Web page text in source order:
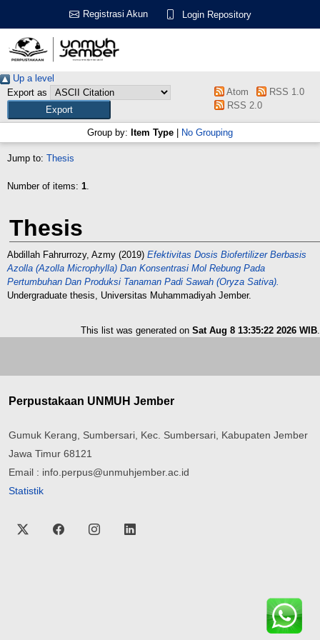
Registrasi Akun Login Repository
Up a level
Export as
Atom
RSS 1.0
RSS 2.0
Group by: Item Type No Grouping
Jump to: Thesis
Number of items: 1.
Thesis
Abdillah Fahrurrozy, Azmy (2019) Efektivitas Dosis Biofertilizer Berbasis
Azolla (Azolla Microphylla) Dan Konsentrasi Mol Rebung Pada
Pertumbuhan Dan Produksi Tanaman Padi Sawah (Oryza Sativa).
Undergraduate thesis, Universitas Muhammadiyah Jember.
This list was generated on Sat Aug 8 13:35:22 2026 WIB.
Perpustakaan UNMUH Jember
Gumuk Kerang, Sumbersari, Kec. Sumbersari, Kabupaten Jember
Jawa Timur 68121
Email : info.perpus@unmuhjember.ac.id
Statistik